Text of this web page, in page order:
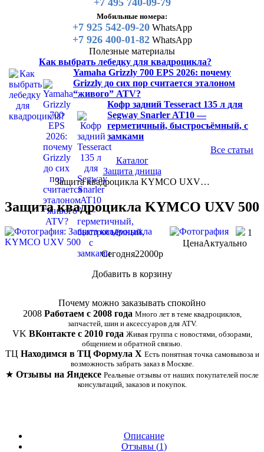
Мобильные номера:
+7 925 542-09-20WhatsApp
+7 926 400-01-82WhatsApp
Полезные материалы
Как выбрать лебедку для квадроцикла?
Yamaha Grizzly 700 EPS 2026: почему
Grizzly до сих пор считается эталоном
“живого” ATV?
Кофр задний Tesseract 135 л для
Segway Snarler AT10 —
герметичный, быстросъёмный, с
замками
Все статьи
Каталог
Защита днища
Защита квадроцикла KYMCO UXV…
Защита квадроцикла KYMCO UXV 500
1
ЦенаАктуально
Сегодня22000p
Добавить в корзину
Почему можно заказывать спокойно
2008 Работаем с 2008 года Много лет в теме квадроциклов,
запчастей, шин и аксессуаров для ATV.
VK ВКонтакте с 2010 года Живая группа с новостями, обзорами,
общением и обратной связью.
ТЦ Находимся в ТЦ Формула Х Есть понятная точка самовывоза и
возможность забрать заказ в Москве.
★ Отзывы на Яндексе Реальные отзывы от наших покупателей после
консультаций, заказов и покупок.
Описание
Отзывы (1)